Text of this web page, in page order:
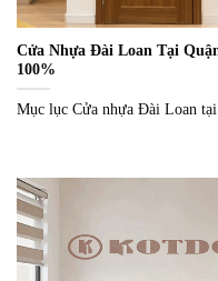
Cửa Nhựa Đài Loan Tại
100%
Mục lục Cửa nhựa Đài Loan